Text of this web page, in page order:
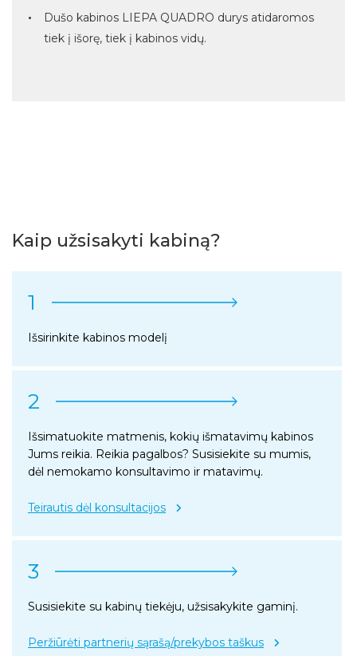
Dušo kabinos LIEPA QUADRO durys atidaromos
tiek į išorę, tiek į kabinos vidų.
Kaip užsisakyti kabiną?
1
Išsirinkite kabinos modelį
2
Išsimatuokite matmenis, kokių išmatavimų kabinos
Jums reikia. Reikia pagalbos? Susisiekite su mumis,
dėl nemokamo konsultavimo ir matavimų.
Teirautis dėl konsultacijos
3
Susisiekite su kabinų tiekėju, užsisakykite gaminį.
Peržiūrėti partnerių sąrašą/prekybos taškus